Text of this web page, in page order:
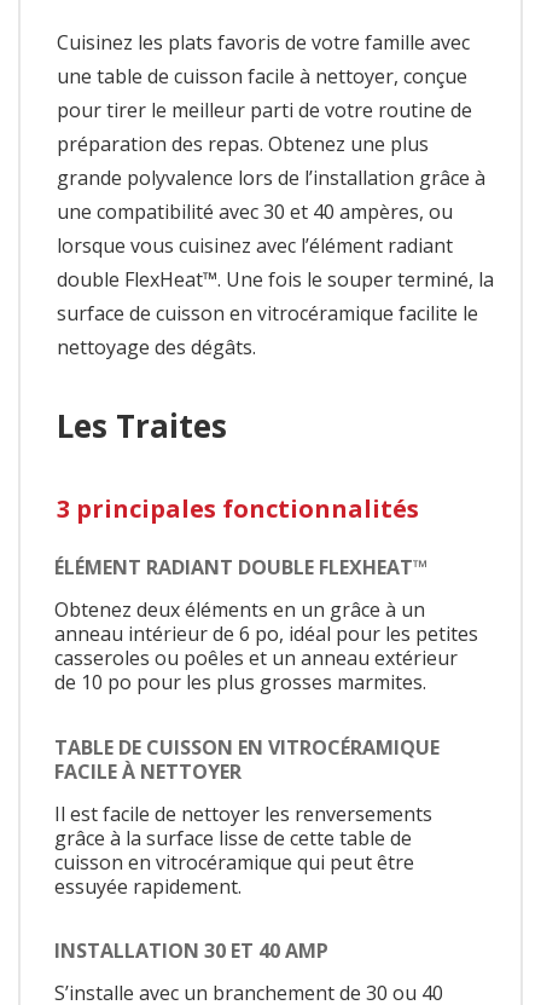
Cuisinez les plats favoris de votre famille avec
une table de cuisson facile à nettoyer, conçue
pour tirer le meilleur parti de votre routine de
préparation des repas. Obtenez une plus
grande polyvalence lors de l’installation grâce à
une compatibilité avec 30 et 40 ampères, ou
lorsque vous cuisinez avec l’élément radiant
double FlexHeat™. Une fois le souper terminé, la
surface de cuisson en vitrocéramique facilite le
nettoyage des dégâts.
Les Traites
3 principales fonctionnalités
ÉLÉMENT RADIANT DOUBLE FLEXHEAT™
Obtenez deux éléments en un grâce à un
anneau intérieur de 6 po, idéal pour les petites
casseroles ou poêles et un anneau extérieur
de 10 po pour les plus grosses marmites.
TABLE DE CUISSON EN VITROCÉRAMIQUE
FACILE À NETTOYER
Il est facile de nettoyer les renversements
grâce à la surface lisse de cette table de
cuisson en vitrocéramique qui peut être
essuyée rapidement.
INSTALLATION 30 ET 40 AMP
S’installe avec un branchement de 30 ou 40